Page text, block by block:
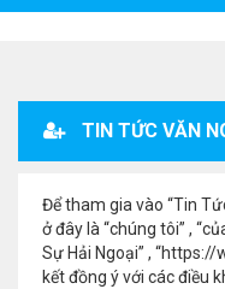
TIN TỨC VĂN NGHỆ THỜI
Để tham gia vào “Tin
ở đây là “chúng tôi” ,
Sự Hải Ngoại” ,
kết đồng ý với các điều